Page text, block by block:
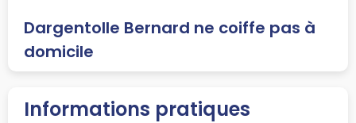
Dargentolle Bernard ne coiffe pas à
domicile
Informations pratiques